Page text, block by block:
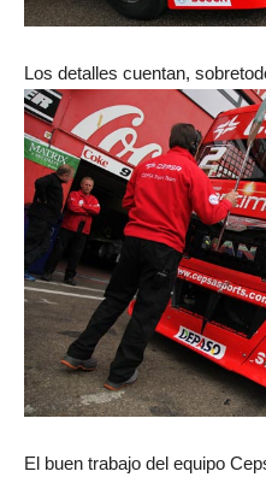
Los detalles cuentan,
El buen trabajo del equipo